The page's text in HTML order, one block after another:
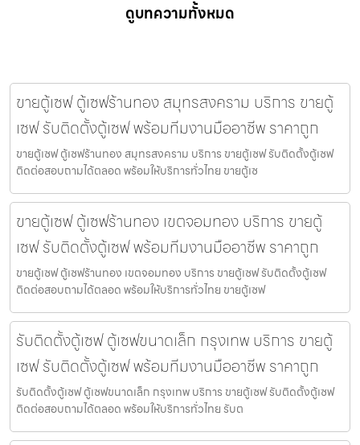
ดูบทความทั้งหมด
ขายตู้เซฟ ตู้เซฟร้านทอง สมุทรสงคราม บริการ ขายตู้
เซฟ รับติดตั้งตู้เซฟ พร้อมทีมงานมืออาชีพ ราคาถูก
ขายตู้เซฟ ตู้เซฟร้านทอง สมุทรสงคราม บริการ ขายตู้เซฟ รับติดตั้งตู้เซฟ
ติดต่อสอบถามได้ตลอด พร้อมให้บริการทั่วไทย ขายตู้เซ
ขายตู้เซฟ ตู้เซฟร้านทอง เขตจอมทอง บริการ ขายตู้
เซฟ รับติดตั้งตู้เซฟ พร้อมทีมงานมืออาชีพ ราคาถูก
ขายตู้เซฟ ตู้เซฟร้านทอง เขตจอมทอง บริการ ขายตู้เซฟ รับติดตั้งตู้เซฟ
ติดต่อสอบถามได้ตลอด พร้อมให้บริการทั่วไทย ขายตู้เซฟ
รับติดตั้งตู้เซฟ ตู้เซฟขนาดเล็ก กรุงเทพ บริการ ขายตู้
เซฟ รับติดตั้งตู้เซฟ พร้อมทีมงานมืออาชีพ ราคาถูก
รับติดตั้งตู้เซฟ ตู้เซฟขนาดเล็ก กรุงเทพ บริการ ขายตู้เซฟ รับติดตั้งตู้เซฟ
ติดต่อสอบถามได้ตลอด พร้อมให้บริการทั่วไทย รับต